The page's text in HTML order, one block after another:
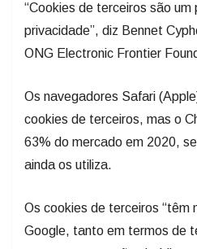
“Cookies de terceiros são um
privacidade”, diz Bennet
ONG Electronic Frontier
Os navegadores Safari
cookies de terceiros, mas o
63% do mercado em 2020,
ainda os utiliza.
Os cookies de terceiros “têm
Google, tanto em termos de